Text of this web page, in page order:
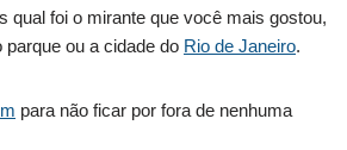
qual foi o mirante que você mais gostou,
ou a cidade do Rio de Janeiro.
para não ficar por fora de nenhuma